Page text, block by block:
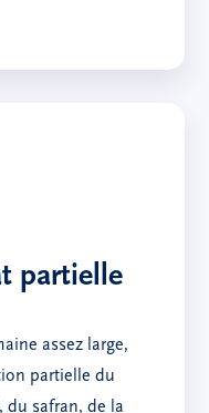
partielle
assez large,
partielle du
du safran, de la